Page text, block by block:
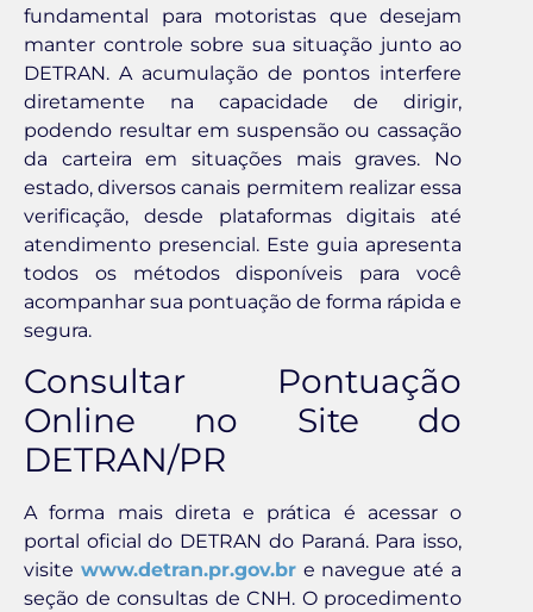
fundamental para motoristas que desejam
manter controle sobre sua situação junto ao
DETRAN. A acumulação de pontos interfere
diretamente na capacidade de dirigir,
podendo resultar em suspensão ou cassação
da carteira em situações mais graves. No
estado, diversos canais permitem realizar essa
verificação, desde plataformas digitais até
atendimento presencial. Este guia apresenta
todos os métodos disponíveis para você
acompanhar sua pontuação de forma rápida e
segura.
Consultar Pontuação
Online no Site do
DETRAN/PR
A forma mais direta e prática é acessar o
portal oficial do DETRAN do Paraná. Para isso,
visite www.detran.pr.gov.bre navegue até a
seção de consultas de CNH. O procedimento